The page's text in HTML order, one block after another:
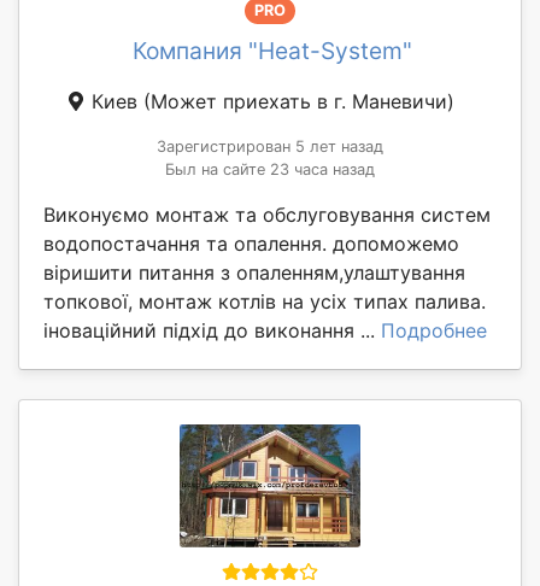
PRO
Компания "Heat-System"
Киев (Может приехать в г. Маневичи)
Зарегистрирован 5 лет назад
Был на сайте 23 часа назад
Виконуємо монтаж та обслуговування систем
водопостачання та опалення. допоможемо
віришити питання з опаленням,улаштування
топкової, монтаж котлів на усіх типах палива.
іноваційний підхід до виконання ... Подробнее